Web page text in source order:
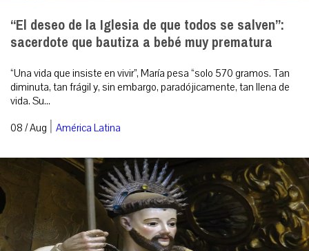
“El deseo de la Iglesia de que todos se salven”:
sacerdote que bautiza a bebé muy prematura
“Una vida que insiste en vivir”, María pesa “solo 570 gramos. Tan
diminuta, tan frágil y, sin embargo, paradójicamente, tan llena de
vida. Su...
08 / Aug | América Latina